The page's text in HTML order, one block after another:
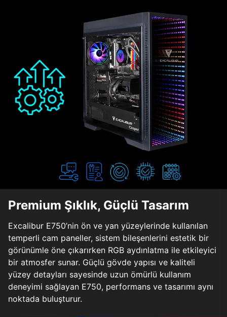
Premium Şıklık, Güçlü Tasarım
Excalibur E750’nin ön ve yan yüzeylerinde kullanılan
temperli cam paneller, sistem bileşenlerini estetik bir
görünümle öne çıkarırken RGB aydınlatma ile etkileyici
bir atmosfer sunar. Güçlü gövde yapısı ve kaliteli
yüzey detayları sayesinde uzun ömürlü kullanım
deneyimi sağlayan E750, performans ve tasarımı aynı
noktada buluşturur.